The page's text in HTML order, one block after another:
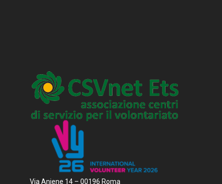
Via Aniene 14 – 00196 Roma